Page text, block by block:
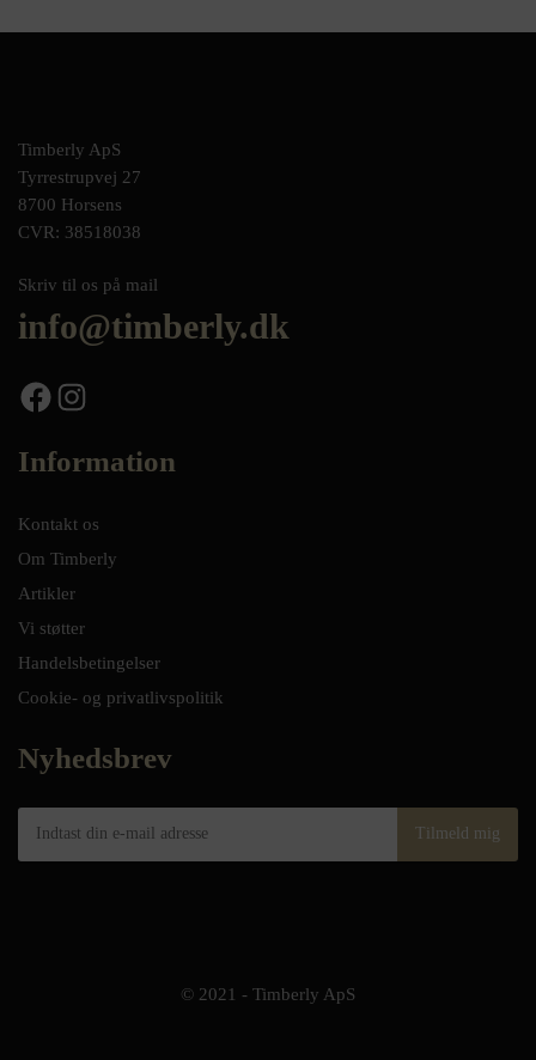
Timberly ApS
Tyrrestrupvej 27
8700 Horsens
CVR: 38518038
Skriv til os på mail
info@timberly.dk
Facebook Instagram
Information
Kontakt os
Om Timberly
Artikler
Vi støtter
Handelsbetingelser
Cookie- og privatlivspolitik
Nyhedsbrev
© 2021 - Timberly ApS